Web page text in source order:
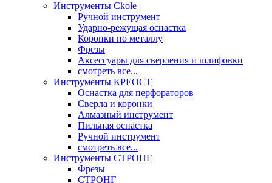
Инструменты Ckole
Ручной инструмент
Ударно‑режущая оснастка
Коронки по металлу
Фрезы
Аксессуары для сверления и шлифовки
смотреть все...
Инструменты КРЕОСТ
Оснастка для перфораторов
Сверла и коронки
Алмазный инструмент
Пильная оснастка
Ручной инструмент
смотреть все...
Инструменты СТРОНГ
Фрезы
СТРОНГ